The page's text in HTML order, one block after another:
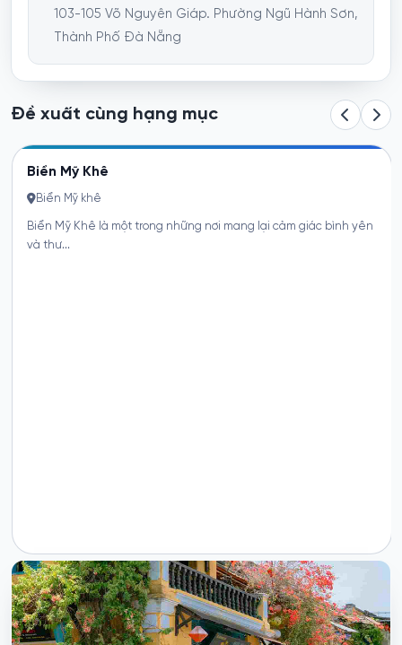
103-105 Võ Nguyên Giáp. Phường Ngũ Hành Sơn,
Thành Phố Đà Nẵng
Đề xuất cùng hạng mục
Điểm chạm tĩnh lặng
Biển Mỹ Khê
Biển Mỹ khê
Biển Mỹ Khê là một trong những nơi mang lại cảm giác bình yên
và thư...